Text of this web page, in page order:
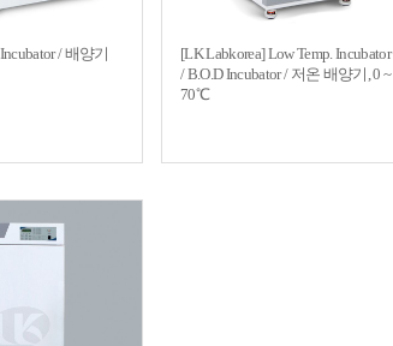
/ 배양기
[LK Labkorea] Low Temp. Incubator
/ B.O.D Incubator / 저온 배양기, 0 ~
70℃